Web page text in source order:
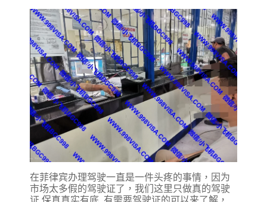
在菲律宾办理驾驶一直是一件头疼的事情，因为
市场太多假的驾驶证了，我们这里只做真的驾驶
证 保真真实有底 有需要驾驶证的可以来了解，